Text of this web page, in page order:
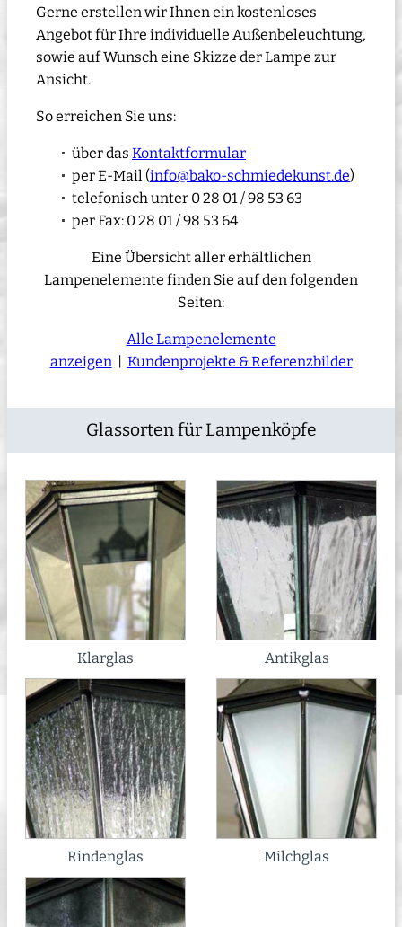
Gerne erstellen wir Ihnen ein kostenloses
Angebot für Ihre individuelle Außenbeleuchtung,
sowie auf Wunsch eine Skizze der Lampe zur
Ansicht.
So erreichen Sie uns:
über das Kontaktformular
per E-Mail (info@bako-schmiedekunst.de)
telefonisch unter 0 28 01 / 98 53 63
per Fax: 0 28 01 / 98 53 64
Eine Übersicht aller erhältlichen
Lampenelemente finden Sie auf den folgenden
Seiten:
Alle Lampenelemente
anzeigen| Kundenprojekte & Referenzbilder
Glassorten für Lampenköpfe
Klarglas Antikglas
Rindenglas Milchglas